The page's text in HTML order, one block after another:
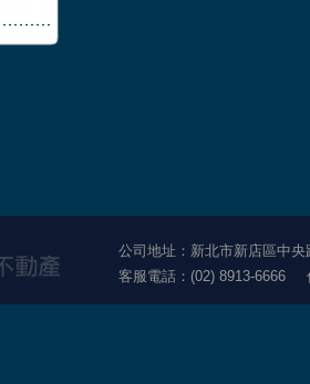
公司地址：新北市新店區中
客服電話：(02) 8913-6666